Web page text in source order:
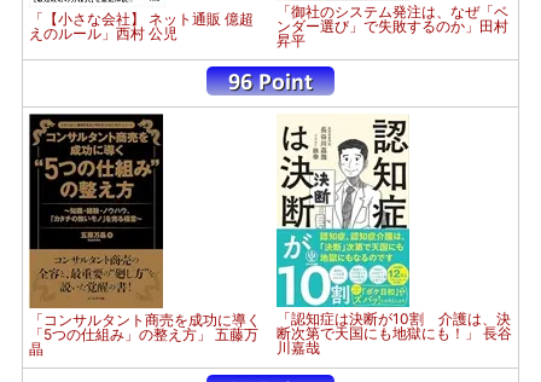
「【小さな会社】 ネット通販 億超
えのルール」西村 公児
「御社のシステム発注は、なぜ「ベ
ンダー選び」で失敗するのか」田村
昇平
「コンサルタント商売を成功に導く
「5つの仕組み」の整え方」 五藤万
晶
「認知症は決断が10割 介護は、決
断次第で天国にも地獄にも！」 長谷
川嘉哉